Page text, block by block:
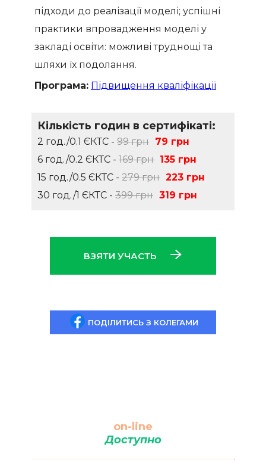
підходи до реалізації моделі; успішні
практики впровадження моделі у
закладі освіти: можливі труднощі та
шляхи їх подолання.
Програма: Підвищення кваліфікації
Кількість годин в сертифікаті:
2 год./0.1 ЄКТС - 99 грн 79 грн
6 год./0.2 ЄКТС - 169 грн 135 грн
15 год./0.5 ЄКТС - 279 грн 223 грн
30 год./1 ЄКТС - 399 грн 319 грн
ВЗЯТИ УЧАСТЬ
ПОДІЛИТИСЬ З КОЛЕГАМИ
on-line
Доступно